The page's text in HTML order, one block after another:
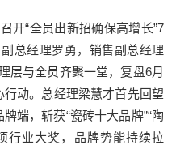
开“全员出新招确保高增长”7
总经理罗勇，销售副总经理
层与全员齐聚一堂，复盘6月
动。总经理梁慧才首先回望
端，斩获“瓷砖十大品牌”“陶
行业大奖，品牌势能持续拉